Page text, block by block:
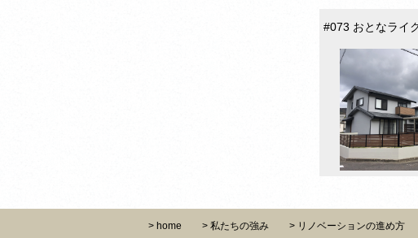
home 私たちの強み リノベーションの進め方